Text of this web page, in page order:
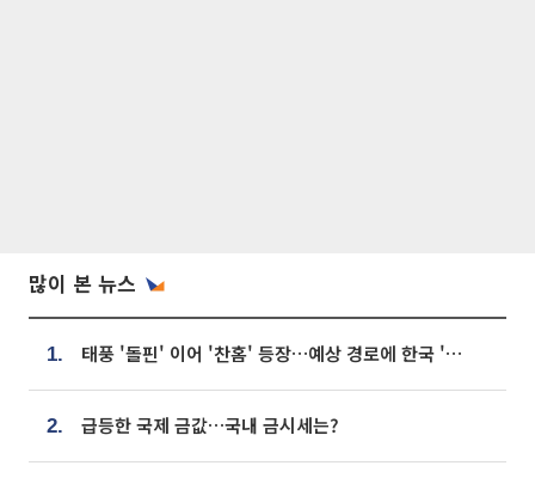
많이 본 뉴스
1. 태풍 '돌핀' 이어 '찬홈' 등장…예상 경로에 한국 '한숨'
2. 급등한 국제 금값…국내 금시세는?